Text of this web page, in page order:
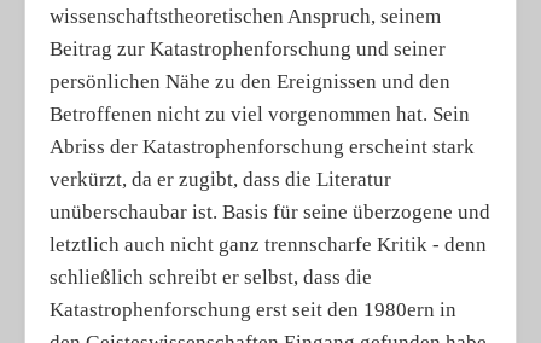
wissenschaftstheoretischen Anspruch, seinem
Beitrag zur Katastrophenforschung und seiner
persönlichen Nähe zu den Ereignissen und den
Betroffenen nicht zu viel vorgenommen hat. Sein
Abriss der Katastrophenforschung erscheint stark
verkürzt, da er zugibt, dass die Literatur
unüberschaubar ist. Basis für seine überzogene und
letztlich auch nicht ganz trennscharfe Kritik - denn
schließlich schreibt er selbst, dass die
Katastrophenforschung erst seit den 1980ern in